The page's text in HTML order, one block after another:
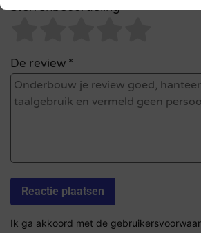
Sterrenbeoordeling *
De review *
Ik ga akkoord met de